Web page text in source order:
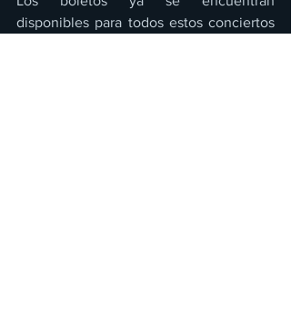
disponibles para todos estos conciertos